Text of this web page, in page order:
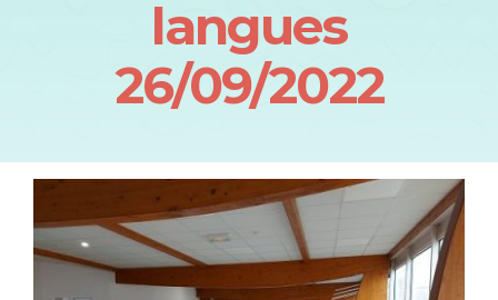
langues
26/09/2022